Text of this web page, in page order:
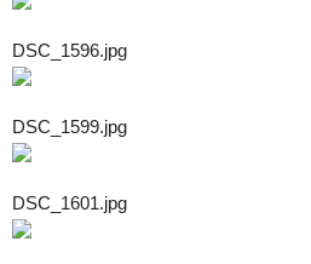
DSC_1596.jpg
DSC_1599.jpg
DSC_1601.jpg